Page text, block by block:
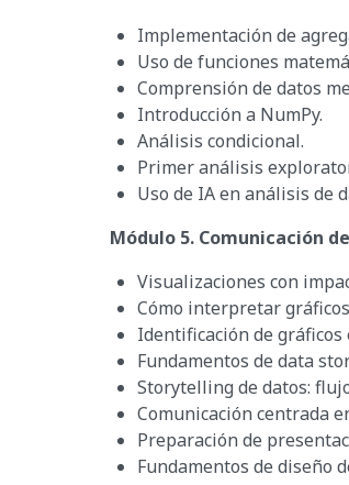
Implementación de
Uso de funciones
Comprensión de datos
Introducción a NumPy.
Análisis condicional.
Primer análisis
Uso de IA en análisis de
Módulo 5. Comunicación
Visualizaciones con
Cómo interpretar
Identificación de gráficos
Fundamentos de data
Storytelling de datos:
Comunicación centrada
Preparación de
Fundamentos de diseño